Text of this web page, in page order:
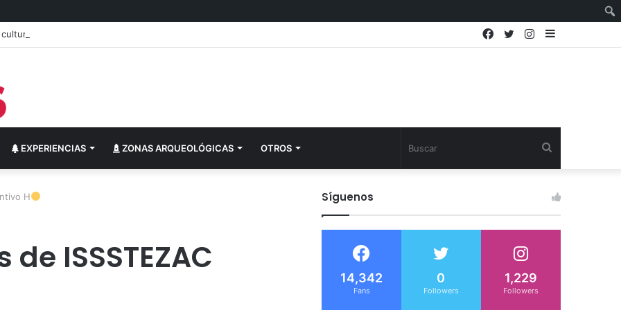
del festival “Abrazarte en Navidad” Instagram
Twitter
Facebook
EXPERIENCIAS ZONAS ARQUEOLÓGICAS OTROS
H
ISSSTEZAC
Síguenos
14,342
Fans
0
Followers
1,229
Followers